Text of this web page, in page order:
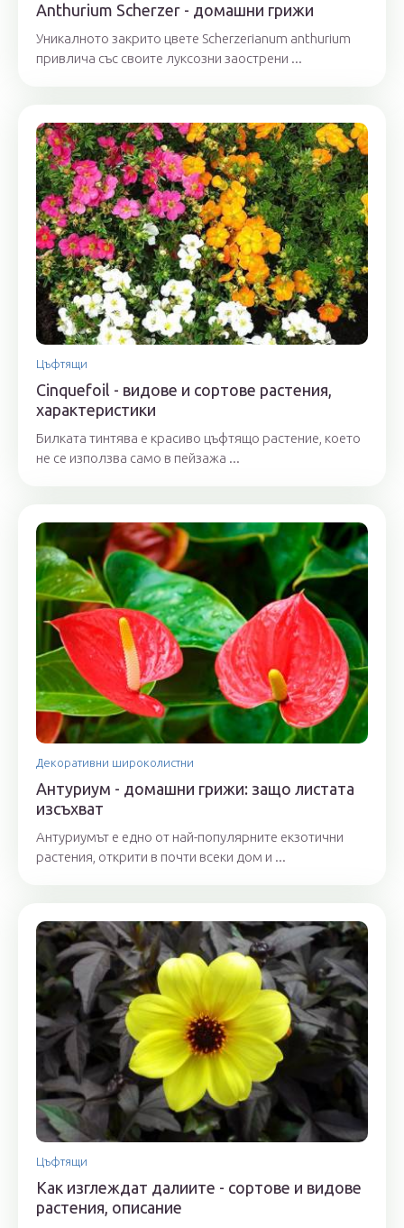
Anthurium Scherzer - домашни грижи
Уникалното закрито цвете Scherzerianum anthurium
привлича със своите луксозни заострени ...
Цъфтящи
Cinquefoil - видове и сортове растения,
характеристики
Билката тинтява е красиво цъфтящо растение, което
не се използва само в пейзажа ...
Декоративни широколистни
Антуриум - домашни грижи: защо листата
изсъхват
Антуриумът е едно от най-популярните екзотични
растения, открити в почти всеки дом и ...
Цъфтящи
Как изглеждат далиите - сортове и видове
растения, описание